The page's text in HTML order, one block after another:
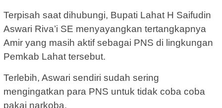
Terpisah saat dihubungi, Bupati Lahat H Saifudin
Aswari Riva’i SE menyayangkan tertangkapnya
Amir yang masih aktif sebagai PNS di lingkungan
Pemkab Lahat tersebut.
Terlebih, Aswari sendiri sudah sering
mengingatkan para PNS untuk tidak coba coba
pakai narkoba.